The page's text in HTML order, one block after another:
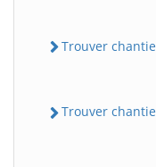
Trouver
Trouver